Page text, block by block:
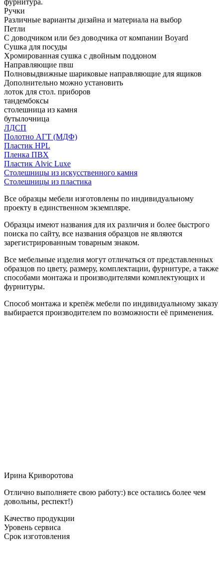
Ручки
Различные варианты дизайна и материала на выбор
Петли
С доводчиком или без доводчика от компании Boyard
Сушка для посуды
Хромированная сушка с двойным поддоном
Направляющие пвш
Полновыдвижные шариковые направляющие для ящиков
Дополнительно можно установить
лоток для стол. приборов
тандембоксы
столешница из камня
бутылочница
ЛДСП
Полотно АГТ (МДФ)
Пластик HPL
Пленка ПВХ
Пластик Alvic Luxe
Столешницы из искусственного камня
Столешницы из пластика
Все образцы мебели изготовлены по индивидуальному
проекту в единственном экземпляре.
Образцы имеют названия для их различия и более быстрого
поиска по сайту, все названия образцов не являются
зарегистрированным товарным знаком.
Все мебельные изделия могут отличаться от представленных
образцов по цвету, размеру, комплектации, фурнитуре, а также
способами монтажа и производителями комплектующих и
фурнитуры.
Способ монтажа и крепёж мебели по индивидуальному заказу
выбирается производителем по возможности её применения.
Ирина Криворотова
Отлично выполняете свою работу:) все остались более чем
довольны, респект!)
Качество продукции
Уровень сервиса
Срок изготовления